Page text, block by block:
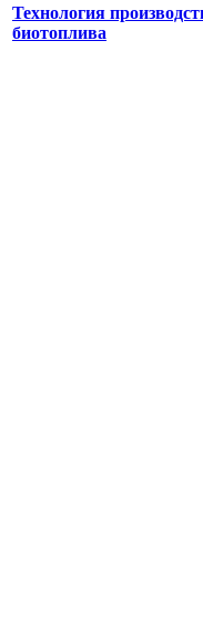
Технология
биотоплива